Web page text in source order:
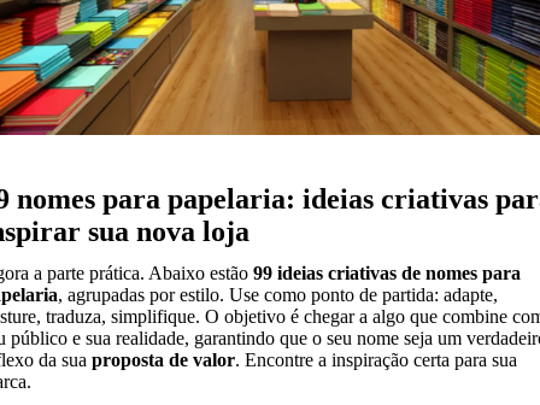
nomes para papelaria: ideias criativas
sua nova loja
a parte prática. Abaixo estão 99 ideias criativas de nomes para
, agrupadas por estilo. Use como ponto de partida: adapte,
traduza, simplifique. O objetivo é chegar a algo que combine
público e sua realidade, garantindo que o seu nome seja um
da sua proposta de valor. Encontre a inspiração certa para sua